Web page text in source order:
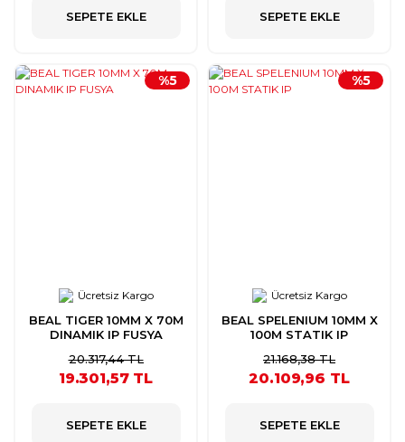
SEPETE EKLE SEPETE EKLE
Ücretsiz Kargo
BEAL TIGER 10MM X 70M
DINAMIK IP FUSYA
%5
20.317,44 TL
19.301,57 TL
SEPETE EKLE
Ücretsiz Kargo
BEAL SPELENIUM 10MM X
100M STATIK IP
%5
21.168,38 TL
20.109,96 TL
SEPETE EKLE